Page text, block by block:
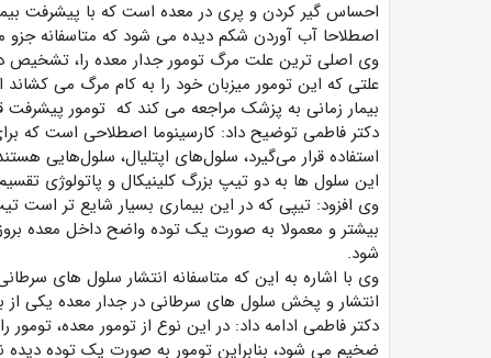
احساس گیر کردن و پری در معده است که با پیشرفت
اصطلاحا آب آوردن شکم دیده می شود که متاسفانه جزو
وی اصلی ترین علت مرگ تومور جدار معده را، تشخیص
علتی که این تومور میزبان خود را به کام مرگ می
بیمار زمانی به پزشک مراجعه می کند که تومور
دکتر فاطمی توضیح داد: کارسینوما اصطلاحی است که
استفاده قرار می‌گیرد، سلول‌های اپتلیال، سلول‌هایی
این سلول ها به دو تیپ بزرگ کلینیکال و پاتولوژی
بیشتر و معمولا به صورت یک توده واضح داخل معده
شود.
وی با اشاره به این که متاسفانه انتشار سلول های
انتشار و پخش سلول های سرطانی در جدار معده یکی
دکتر فاطمی ادامه داد: در این نوع از تومور معده،
ضخیم می شود، بنابراین تومور به صورت یک توده دیده